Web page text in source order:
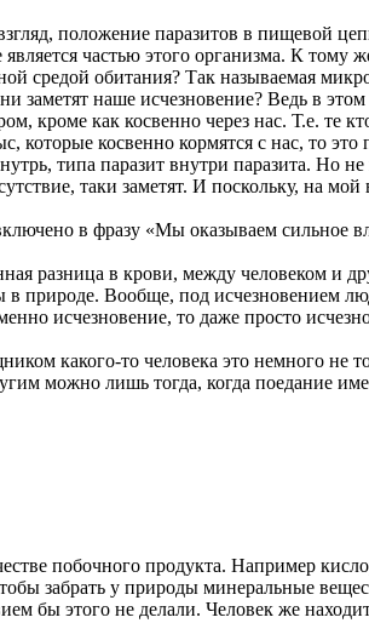
положение паразитов в пищевой
частью этого организма. К тому
средой обитания? Так называемая
заметят наше исчезновение? Ведь в
кроме как косвенно через нас. Т.е. те
которые косвенно кормятся с нас, то это
типа паразит внутри паразита. Но
таки заметят. И поскольку, на мой
в фразу «Мы оказываем сильное
разница в крови, между человеком и
природе. Вообще, под исчезновением
исчезновение, то даже просто
какого-то человека это немного не
можно лишь тогда, когда поедание
побочного продукта. Например
забрать у природы минеральные
бы этого не делали. Человек же